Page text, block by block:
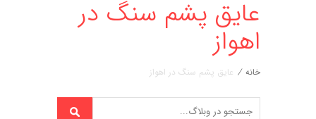
عایق پشم سنگ در
اهواز
خانه / عایق پشم سنگ در اهواز